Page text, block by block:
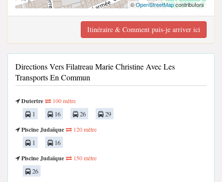
©OpenStreetMapcontributors
Itinéraire & Comment puis-je arriver ici
Directions Vers Filatreau Marie Christine Avec Les
Transports En Commun
Dutertre 100 mètre
1 16 26
29
Piscine Judaïque
120 mètre
1
16
Piscine Judaïque
150 mètre
26